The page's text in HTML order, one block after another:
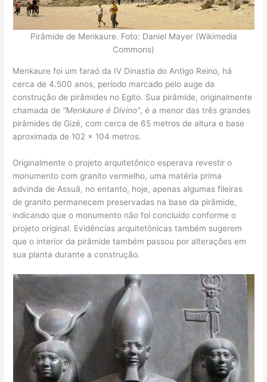
Pirâmide de Menkaure. Foto: Daniel Mayer (Wikimedia
Commons)
Menkaure foi um faraó da IV Dinastia do Antigo Reino, há
cerca de 4.500 anos, período marcado pelo auge da
construção de pirâmides no Egito. Sua pirâmide, originalmente
chamada de “Menkaure é Divino”, é a menor das três grandes
pirâmides de Gizé, com cerca de 65 metros de altura e base
aproximada de 102 × 104 metros.
Originalmente o projeto arquitetônico esperava revestir o
monumento com granito vermelho, uma matéria prima
advinda de Assuã, no entanto, hoje, apenas algumas fileiras
de granito permanecem preservadas na base da pirâmide,
indicando que o monumento não foi concluído conforme o
projeto original. Evidências arquitetônicas também sugerem
que o interior da pirâmide também passou por alterações em
sua planta durante a construção.